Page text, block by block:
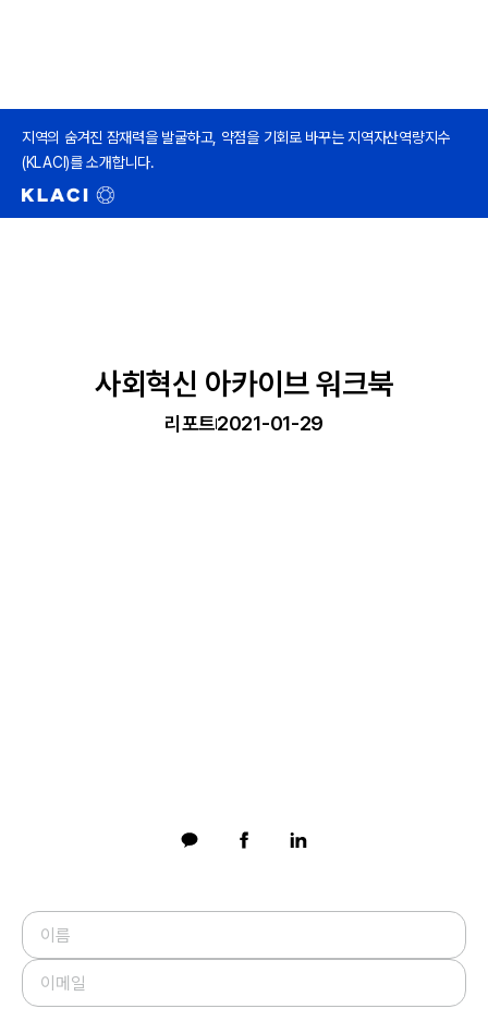
지역의 숨겨진 잠재력을 발굴하고, 약점을 기회로 바꾸는 지역자산역량지수
(KLACI)를 소개합니다.
사회혁신 아카이브 워크북
리포트2021-01-29